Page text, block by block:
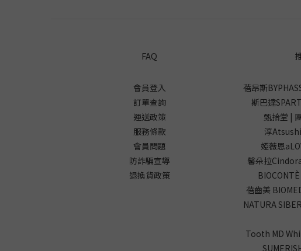
FAQ
會員登入
訂單查詢
運送政策
服務條款
會員問題
防詐騙宣導
退換貨政策
蓓昂斯
斯巴達
甄拾堂 |
淳
婭薇恩
馨朵拉
蓓齒美
NATURA
Tooth MD